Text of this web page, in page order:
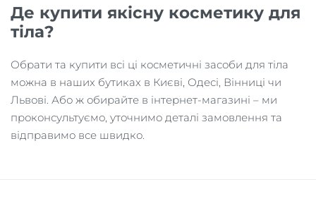
Де купити якісну косметику для
тіла?
Обрати та купити всі ці косметичні засоби для тіла
можна в наших бутиках в Києві, Одесі, Вінниці чи
Львові. Або ж обирайте в інтернет-магазині – ми
проконсультуємо, уточнимо деталі замовлення та
відправимо все швидко.